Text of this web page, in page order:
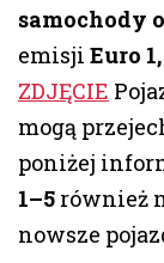
samochody
emisji Euro
ZDJĘCIE
mogą
poniżej
1–5 również
nowsze